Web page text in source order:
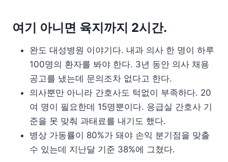
여기 아니면 육지까지 2시간.
완도 대성병원 이야기다. 내과 의사 한 명이 하루
100명의 환자를 봐야 한다. 3년 동안 의사 채용
공고를 냈는데 문의조차 없다고 한다.
의사뿐만 아니라 간호사도 턱없이 부족하다. 20
여 명이 필요한데 15명뿐이다. 응급실 간호사 기
준을 못 맞춰 과태료를 내기도 했다.
병상 가동률이 80%가 돼야 손익 분기점을 맞출
수 있는데 지난달 기준 38%에 그쳤다.